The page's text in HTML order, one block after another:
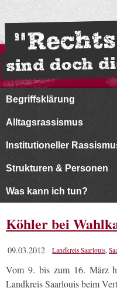
Begriffsklärung
Alltagsrassismus
Institutioneller
Strukturen & Personen
Was kann ich tun?
Köhler bei
09.03.2012 Landkreis Saarlouis,
Vom 9. bis zum 16. März
Landkreis Saarlouis beim